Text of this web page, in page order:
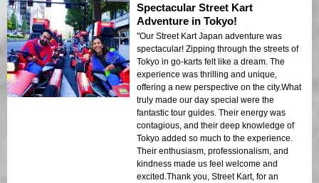
Spectacular Street Kart
Adventure in Tokyo!
"Our Street Kart Japan adventure was
spectacular! Zipping through the streets of
Tokyo in go-karts felt like a dream. The
experience was thrilling and unique,
offering a new perspective on the city.What
truly made our day special were the
fantastic tour guides. Their energy was
contagious, and their deep knowledge of
Tokyo added so much to the experience.
Their enthusiasm, professionalism, and
kindness made us feel welcome and
excited.Thank you, Street Kart, for an